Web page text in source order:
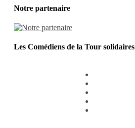
Notre partenaire
Les Comédiens de la Tour solidaires